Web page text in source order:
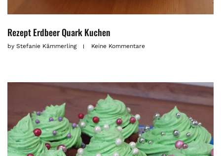
Rezept Erdbeer Quark Kuchen
by Stefanie Kämmerling Keine Kommentare